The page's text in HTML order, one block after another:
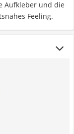
Aufkleber und die
Feeling.